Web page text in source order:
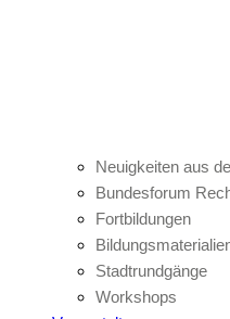
Neuigkeiten aus
Bundesforum
Fortbildungen
Stadtrundgänge
Workshops